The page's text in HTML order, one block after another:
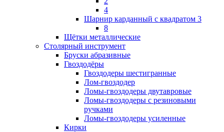
4
Шарнир карданный с квадратом 3
8
Щётки металлические
Столярный инструмент
Бруски абразивные
Гвоздодёры
Гвоздодеры шестигранные
Лом-гвоздодер
Ломы-гвоздодеры двутавровые
Ломы-гвоздодеры с резиновыми
ручками
Ломы-гвоздодеры усиленные
Кирки